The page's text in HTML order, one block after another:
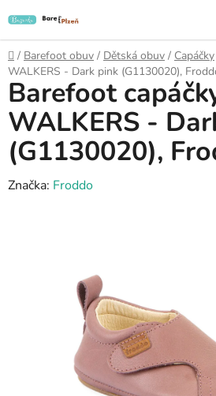
na
obsah
Domů
/ Barefoot obuv / Dětská obuv / Capáčky
WALKERS - Dark pink (G1130020),
Barefoot
WALKERS -
(G1130020),
Značka: Froddo